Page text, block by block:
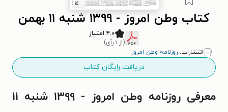
کتاب وطن امروز - ۱۳۹۹ شنبه ۱۱ بهمن
۴.۰ امتیاز
(از ۱ رأی)
انتشارات: روزنامه وطن امروز
دریافت رایگان کتاب
معرفی روزنامه وطن امروز - ۱۳۹۹ شنبه ۱۱